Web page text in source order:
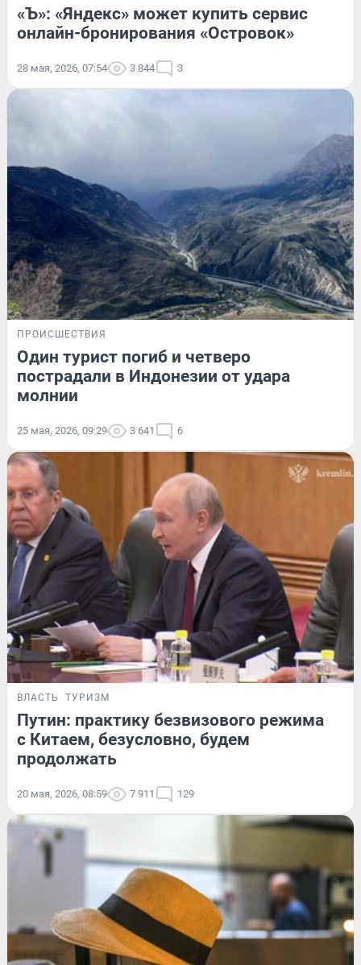
«Ъ»: «Яндекс» может купить сервис
онлайн-бронирования «Островок»
28 мая, 2026, 07:54 3 844 3
ПРОИСШЕСТВИЯ
Один турист погиб и четверо
пострадали в Индонезии от удара
молнии
25 мая, 2026, 09:29 3 641 6
ВЛАСТЬ ТУРИЗМ
Путин: практику безвизового режима
с Китаем, безусловно, будем
продолжать
20 мая, 2026, 08:59 7 911 129